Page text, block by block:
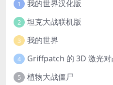
1 我的世界汉化版
2 坦克大战联机版
3 我的世界
4 Griffpatch 的 3D 激光对
5 植物大战僵尸